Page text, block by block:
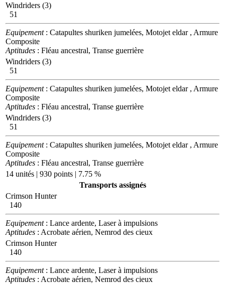
Windriders (3)
51
Equipement: Catapultes shuriken jumelées, Motojet eldar , Armure
Composite
Aptitudes : Fléau ancestral, Transe guerrière
Windriders (3)
51
Equipement: Catapultes shuriken jumelées, Motojet eldar , Armure
Composite
Aptitudes : Fléau ancestral, Transe guerrière
Windriders (3)
51
Equipement: Catapultes shuriken jumelées, Motojet eldar , Armure
Composite
Aptitudes : Fléau ancestral, Transe guerrière
14 unités | 930 points | 7.75 %
Transports assignés
Crimson Hunter
140
Equipement: Lance ardente, Laser à impulsions
Aptitudes : Acrobate aérien, Nemrod des cieux
Crimson Hunter
140
Equipement: Lance ardente, Laser à impulsions
Aptitudes : Acrobate aérien, Nemrod des cieux